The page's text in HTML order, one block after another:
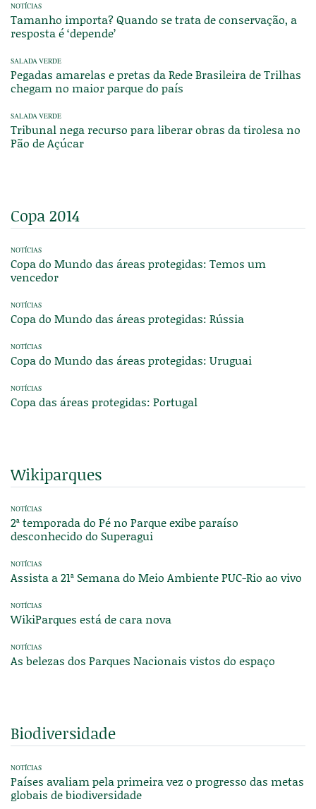
NOTÍCIAS
Tamanho importa? Quando se trata de conservação, a
resposta é ‘depende’
SALADA VERDE
Pegadas amarelas e pretas da Rede Brasileira de Trilhas
chegam no maior parque do país
SALADA VERDE
Tribunal nega recurso para liberar obras da tirolesa no
Pão de Açúcar
Copa 2014
NOTÍCIAS
Copa do Mundo das áreas protegidas: Temos um
vencedor
NOTÍCIAS
Copa do Mundo das áreas protegidas: Rússia
NOTÍCIAS
Copa do Mundo das áreas protegidas: Uruguai
NOTÍCIAS
Copa das áreas protegidas: Portugal
Wikiparques
NOTÍCIAS
2ª temporada do Pé no Parque exibe paraíso
desconhecido do Superagui
NOTÍCIAS
Assista a 21ª Semana do Meio Ambiente PUC-Rio ao vivo
NOTÍCIAS
WikiParques está de cara nova
NOTÍCIAS
As belezas dos Parques Nacionais vistos do espaço
Biodiversidade
NOTÍCIAS
Países avaliam pela primeira vez o progresso das metas
globais de biodiversidade